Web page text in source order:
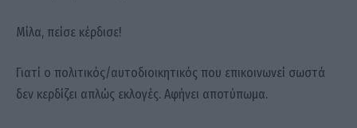
Μίλα, πείσε κέρδισε!
Γιατί ο πολιτικός/αυτοδιοικητικός που επικοινωνεί σωστά
δεν κερδίζει απλώς εκλογές. Αφήνει αποτύπωμα.